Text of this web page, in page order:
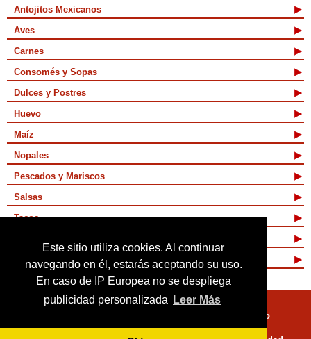
Este sitio utiliza cookies. Al continuar
navegando en él, estarás aceptando su uso.
En caso de IP Europea no se despliega
publicidad personalizada
Leer Más
Antojitos Mexicanos
Aves
Carnes
Consomés y Sopas
Dulces y Postres
Huevo
Maíz
Nopales
Pescados y Mariscos
Salsas
Tacos
Vegetarianas
Términos de Uso